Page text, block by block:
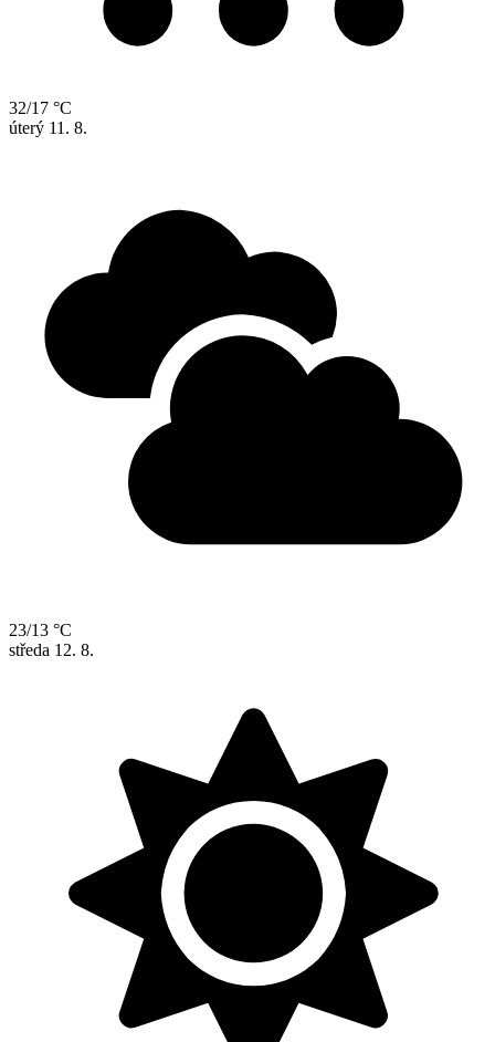
32/17 °C
úterý 11. 8.
23/13 °C
středa 12. 8.